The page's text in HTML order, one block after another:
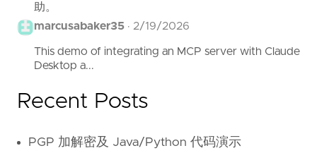
助。
marcusabaker35 · 2/19/2026
This demo of integrating an MCP server with Claude
Desktop a...
Recent Posts
PGP 加解密及 Java/Python 代码演示